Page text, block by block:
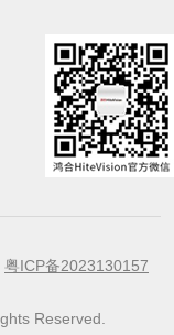
粤ICP备2023130157
Reserved.